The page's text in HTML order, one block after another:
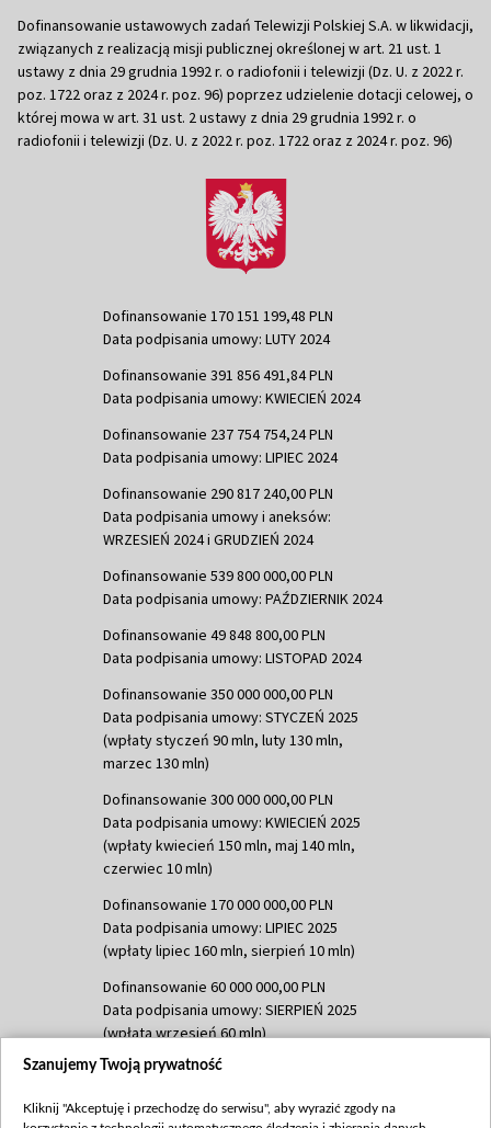
Dofinansowanie ustawowych zadań Telewizji Polskiej S.A. w likwidacji,
związanych z realizacją misji publicznej określonej w art. 21 ust. 1
ustawy z dnia 29 grudnia 1992 r. o radiofonii i telewizji (Dz. U. z 2022 r.
poz. 1722 oraz z 2024 r. poz. 96) poprzez udzielenie dotacji celowej, o
której mowa w art. 31 ust. 2 ustawy z dnia 29 grudnia 1992 r. o
radiofonii i telewizji (Dz. U. z 2022 r. poz. 1722 oraz z 2024 r. poz. 96)
Dofinansowanie 170 151 199,48 PLN
Data podpisania umowy: LUTY 2024
Dofinansowanie 391 856 491,84 PLN
Data podpisania umowy: KWIECIEŃ 2024
Dofinansowanie 237 754 754,24 PLN
Data podpisania umowy: LIPIEC 2024
Dofinansowanie 290 817 240,00 PLN
Data podpisania umowy i aneksów:
WRZESIEŃ 2024 i GRUDZIEŃ 2024
Dofinansowanie 539 800 000,00 PLN
Data podpisania umowy: PAŹDZIERNIK 2024
Dofinansowanie 49 848 800,00 PLN
Data podpisania umowy: LISTOPAD 2024
Dofinansowanie 350 000 000,00 PLN
Data podpisania umowy: STYCZEŃ 2025
(wpłaty styczeń 90 mln, luty 130 mln,
marzec 130 mln)
Dofinansowanie 300 000 000,00 PLN
Data podpisania umowy: KWIECIEŃ 2025
(wpłaty kwiecień 150 mln, maj 140 mln,
czerwiec 10 mln)
Dofinansowanie 170 000 000,00 PLN
Data podpisania umowy: LIPIEC 2025
(wpłaty lipiec 160 mln, sierpień 10 mln)
Dofinansowanie 60 000 000,00 PLN
Data podpisania umowy: SIERPIEŃ 2025
(wpłata wrzesień 60 mln)
Dofinansowanie 635 783 051,21 PLN
(wpłata wrzesień 100 mln, październik 350
Szanujemy Twoją prywatność
Kliknij "Akceptuję i przechodzę do serwisu", aby wyrazić zgody na